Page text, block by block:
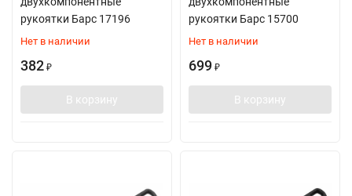
рукоятки Барс 17196
Нет в наличии
382 ₽
В корзину
рукоятки Барс 15700
Нет в наличии
699 ₽
В корзину